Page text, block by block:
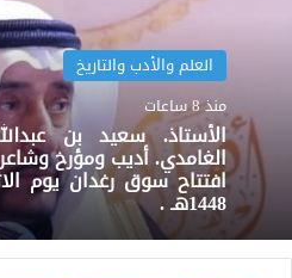
العلم والأدب والتاريخ
منذ 8 ساعات
الأستاذ. سعيد بن
الغامدي. أديب ومؤرخ
1448هـ .